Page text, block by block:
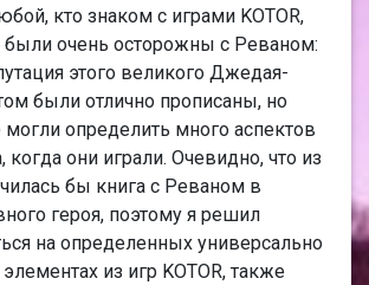
кто знаком с играми KOTOR,
были очень осторожны с Реваном:
этого великого Джедая-
были отлично прописаны, но
могли определить много аспектов
когда они играли. Очевидно, что из
бы книга с Реваном в
героя, поэтому я решил
на определенных универсально
из игр KOTOR, также